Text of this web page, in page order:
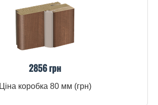
2856 грн
Ціна коробка 80 мм (грн)